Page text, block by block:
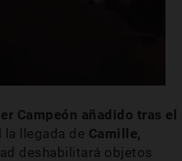
Campeón añadido tras el
la llegada de Camille,
deshabilitará objetos